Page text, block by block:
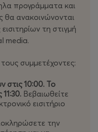
θυμόμαστε ότι
σπίθα φαντασίας. Το
της ανθρώπινης
αυτές τις ρίζες
από τη
έτοιμοι να χτίσουμε
προγράμματα και
θα ανακοινώνονται
τη στιγμή
media.
συμμετέχοντες:
στις 10:00. Το
Βεβαιωθείτε
εισιτήριο
την